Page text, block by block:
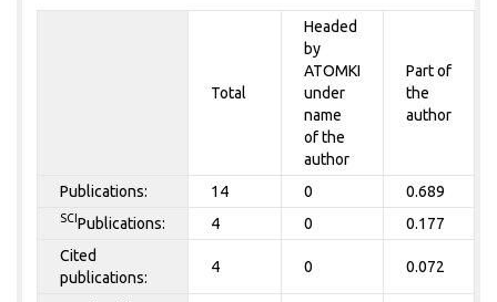
Total
Headed
by
ATOMKI
under
name
of the
author
Part of
the
author
Publications: 14 0 0.689
SCI Publications: 4 0 0.177
Cited
publications:
4 0 0.072